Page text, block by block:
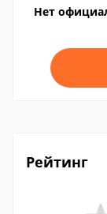
Нет
Рейтинг